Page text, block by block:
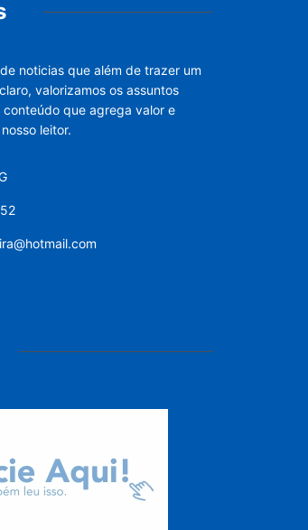
noticias que além de trazer um
valorizamos os assuntos
conteúdo que agrega valor e
leitor.